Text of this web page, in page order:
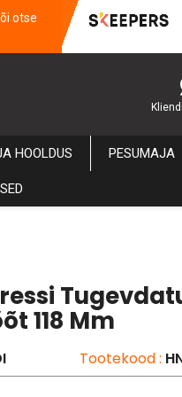
otse
HOOLDUS PESUMAJA
118 Mm
Tootekood :